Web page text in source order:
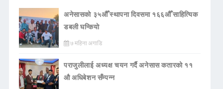
अनेसासको ३५औँ स्थापना दिवसमा १६६औँ साहित्यिक
डबली घन्कियाे
७ महिना अगाडि
पराजुलीलाई अध्यक्ष चयन गर्दै अनेसास कतारको ११
औ अधिबेशन सँम्पन्न